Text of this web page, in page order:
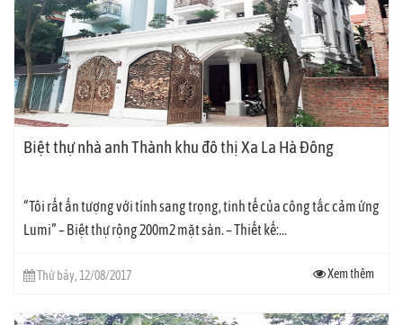
Biệt thự nhà anh Thành khu đô thị Xa La Hà Đông
“Tôi rất ấn tượng với tính sang trọng, tinh tế của công tắc cảm ứng
Lumi” – Biệt thự rộng 200m2 mặt sàn. – Thiết kế:...
Thứ bảy, 12/08/2017 Xem thêm